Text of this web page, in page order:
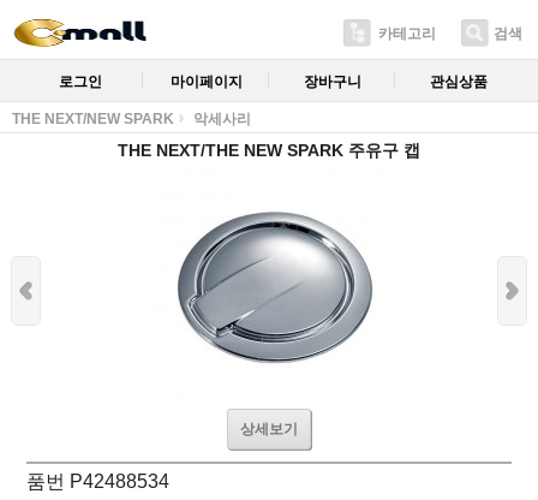
카테고리 검색
로그인 마이페이지 장바구니 관심상품
THE NEXT/NEW SPARK 악세사리
THE NEXT/THE NEW SPARK 주유구 캡
상세보기
품번 P42488534